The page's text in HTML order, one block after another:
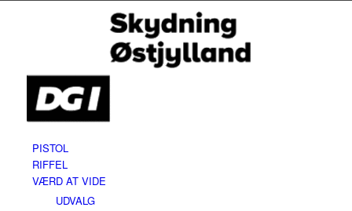
PISTOL
RIFFEL
VÆRD AT VIDE
UDVALG